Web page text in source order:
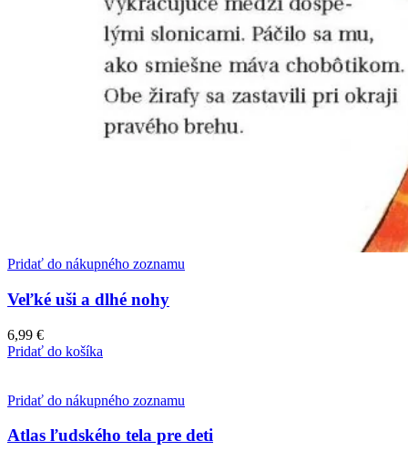
Pridať do nákupného zoznamu
Veľké uši a dlhé nohy
6,99 €
Pridať do košíka
Pridať do nákupného zoznamu
Atlas ľudského tela pre deti